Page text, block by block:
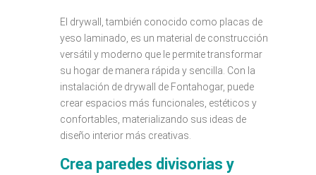
El drywall, también conocido como placas de
yeso laminado, es un material de construcción
versátil y moderno que le permite transformar
su hogar de manera rápida y sencilla. Con la
instalación de drywall de Fontahogar, puede
crear espacios más funcionales, estéticos y
confortables, materializando sus ideas de
diseño interior más creativas.
Crea paredes divisorias y